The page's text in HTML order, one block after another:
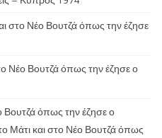
στο Νέο Βουτζά όπως την έζησε
Νέο Βουτζά όπως την έζησε ο
Βουτζά όπως την έζησε ο
Μάτι και στο Νέο Βουτζά όπως